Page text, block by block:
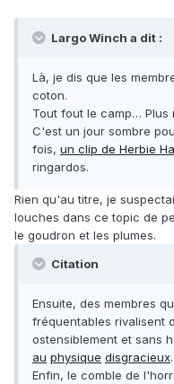
Largo Winch a dit :
Là, je dis que les
coton.
Tout fout le camp…
C'est un jour sombre
fois, un clip de Herbie
ringardos.
Rien qu'au titre, je
louches dans ce topic de
le goudron et les plumes.
Citation
Ensuite, des membres
fréquentables rivalisent
ostensiblement et sans
au physique disgracieux.
Enfin, le comble de